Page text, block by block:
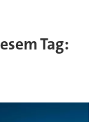
Tag: